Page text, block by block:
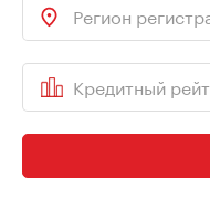
Регион
Кредитный